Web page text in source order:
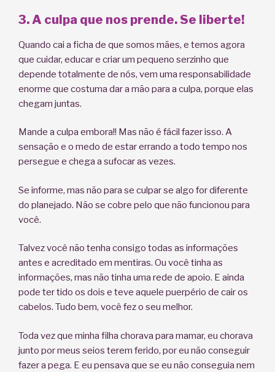
3. A culpa que nos prende. Se liberte!
Quando cai a ficha de que somos mães, e temos agora
que cuidar, educar e criar um pequeno serzinho que
depende totalmente de nós, vem uma responsabilidade
enorme que costuma dar a mão para a culpa, porque elas
chegam juntas.
Mande a culpa embora!! Mas não é fácil fazer isso. A
sensação e o medo de estar errando a todo tempo nos
persegue e chega a sufocar as vezes.
Se informe, mas não para se culpar se algo for diferente
do planejado. Não se cobre pelo que não funcionou para
você.
Talvez você não tenha consigo todas as informações
antes e acreditado em mentiras. Ou você tinha as
informações, mas não tinha uma rede de apoio. E ainda
pode ter tido os dois e teve aquele puerpério de cair os
cabelos. Tudo bem, você fez o seu melhor.
Toda vez que minha filha chorava para mamar, eu chorava
junto por meus seios terem ferido, por eu não conseguir
fazer a pega. E eu pensava que se eu não conseguia nem